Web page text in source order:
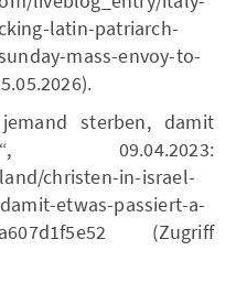
latin-patriarch-
mass-envoy-to-
sterben, damit
09.04.2023:
christen-in-israel-
etwas-passiert-a-
6a607d1f5e52 (Zugriff